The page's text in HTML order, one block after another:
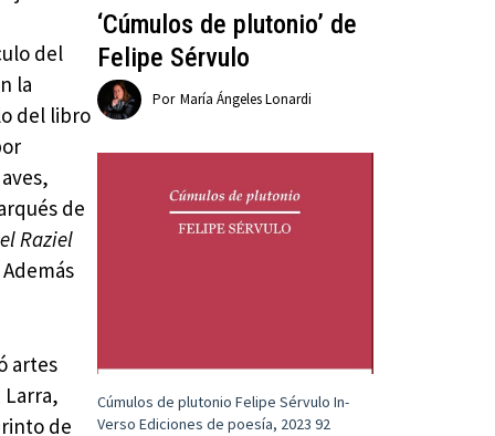
del
la
del libro
de
Raziel
Además
artes
Larra,
de
‘Cúmulos de plutonio’ de
Felipe Sérvulo
Por María Ángeles Lonardi
Cúmulos de plutonio Felipe Sérvulo In-
Verso Ediciones de poesía, 2023 92